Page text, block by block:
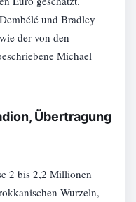
und Bradley
der von den
Michael
Übertragung
2 bis 2,2 Millionen
Wurzeln,